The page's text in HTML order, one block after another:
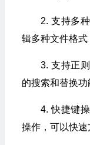
2. 支持多
辑多种文件格式
3. 支持正
的搜索和替换功
4. 快捷键
操作，可以快速